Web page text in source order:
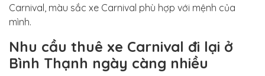
Carnival, màu sắc xe Carnival phù hợp với mệnh của
mình.
Nhu cầu thuê xe Carnival đi lại ở
Bình Thạnh ngày càng nhiều